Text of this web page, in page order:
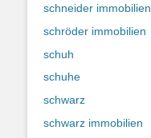
schneider immobilien
schröder immobilien
schuh
schuhe
schwarz
schwarz immobilien